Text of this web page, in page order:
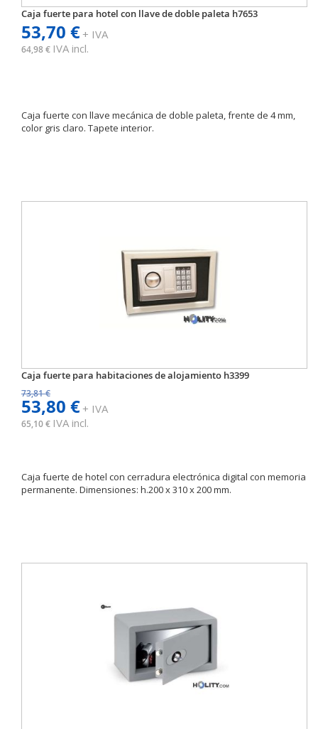
Caja fuerte para hotel con llave de doble paleta h7653
53,70 €+ IVA
64,98 € IVA incl.
Caja fuerte con llave mecánica de doble paleta, frente de 4 mm,
color gris claro. Tapete interior.
Caja fuerte para habitaciones de alojamiento h3399
73,81 €
53,80 €+ IVA
65,10 € IVA incl.
Caja fuerte de hotel con cerradura electrónica digital con memoria
permanente. Dimensiones: h.200 x 310 x 200 mm.